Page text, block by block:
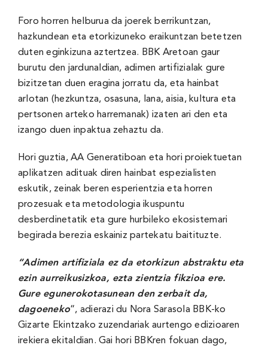
Foro horren helburua da joerek berrikuntzan,
hazkundean eta etorkizuneko eraikuntzan betetzen
duten eginkizuna aztertzea. BBK Aretoan gaur
burutu den jardunaldian, adimen artifizialak gure
bizitzetan duen eragina jorratu da, eta hainbat
arlotan (hezkuntza, osasuna, lana, aisia, kultura eta
pertsonen arteko harremanak) izaten ari den eta
izango duen inpaktua zehaztu da.
Hori guztia, AA Generatiboan eta hori proiektuetan
aplikatzen adituak diren hainbat espezialisten
eskutik, zeinak beren esperientzia eta horren
prozesuak eta metodologia ikuspuntu
desberdinetatik eta gure hurbileko ekosistemari
begirada berezia eskainiz partekatu baitituzte.
“Adimen artifiziala ez da etorkizun abstraktu eta
ezin aurreikusizkoa, ezta zientzia fikzioa ere.
Gure egunerokotasunean den zerbait da,
dagoeneko“, adierazi du Nora Sarasola BBK-ko
Gizarte Ekintzako zuzendariak aurtengo edizioaren
irekiera ekitaldian. Gai hori BBKren fokuan dago,